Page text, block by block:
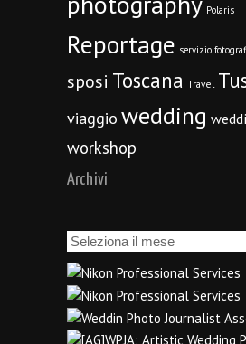
Polaris
Reportage servizio
sposi Toscana Travel
viaggio wedding
workshop
Archivi
Archivi